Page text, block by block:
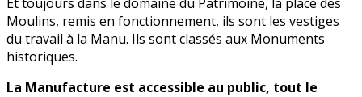
Moulins, remis en fonctionnement, ils sont les vestiges
du travail à la Manu. Ils sont classés aux Monuments
historiques.
La Manufacture est accessible au public, tout le